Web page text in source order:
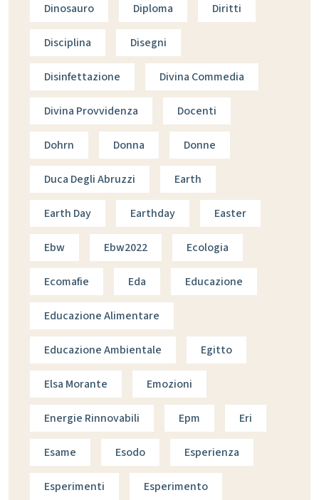
Dinosauro Diploma Diritti
Disciplina Disegni
Disinfettazione Divina Commedia
Divina Provvidenza Docenti
Dohrn Donna Donne
Duca Degli Abruzzi Earth
Earth Day Earthday Easter
Ebw Ebw2022 Ecologia
Ecomafie Eda Educazione
Educazione Alimentare
Educazione Ambientale Egitto
Elsa Morante Emozioni
Energie Rinnovabili Epm Eri
Esame Esodo Esperienza
Esperimenti Esperimento